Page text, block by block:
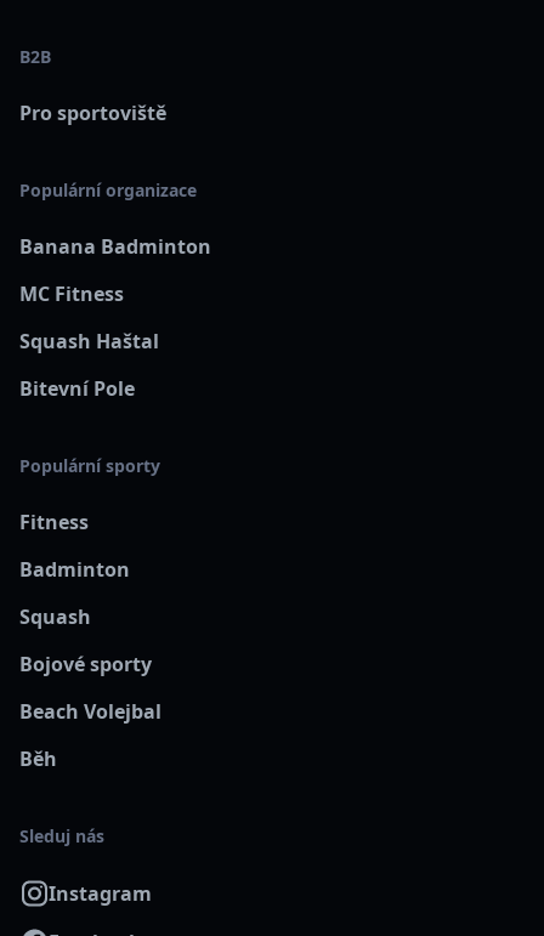
B2B
Pro sportoviště
Populární organizace
Banana Badminton
MC Fitness
Squash Haštal
Bitevní Pole
Populární sporty
Fitness
Badminton
Squash
Bojové sporty
Beach Volejbal
Běh
Sleduj nás
Instagram